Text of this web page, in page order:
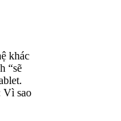
khác
“sẽ
Vì sao